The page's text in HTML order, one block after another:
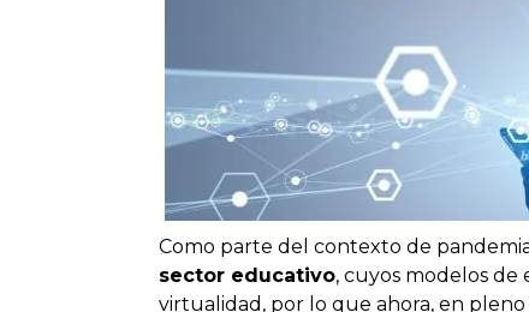
Como parte del contexto de
sector educativo, cuyos modelos de
virtualidad, por lo que ahora, en pleno